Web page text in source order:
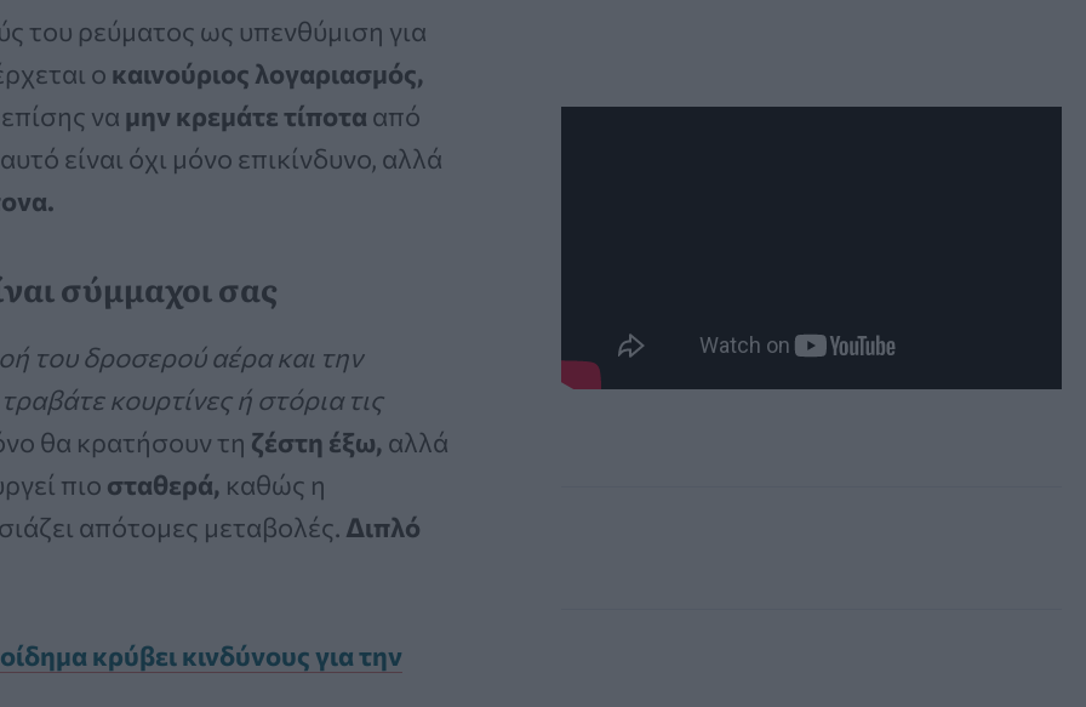
του ρεύματος ως υπενθύμιση για
ο καινούριος λογαριασμός,
να μην κρεμάτε τίποτα από
είναι όχι μόνο επικίνδυνο, αλλά
σύμμαχοι σας
του δροσερού αέρα και την
κουρτίνες ή στόρια τις
θα κρατήσουν τη ζέστη έξω, αλλά
πιο σταθερά, καθώς η
απότομες μεταβολές. Διπλό
κρύβει κινδύνους για την